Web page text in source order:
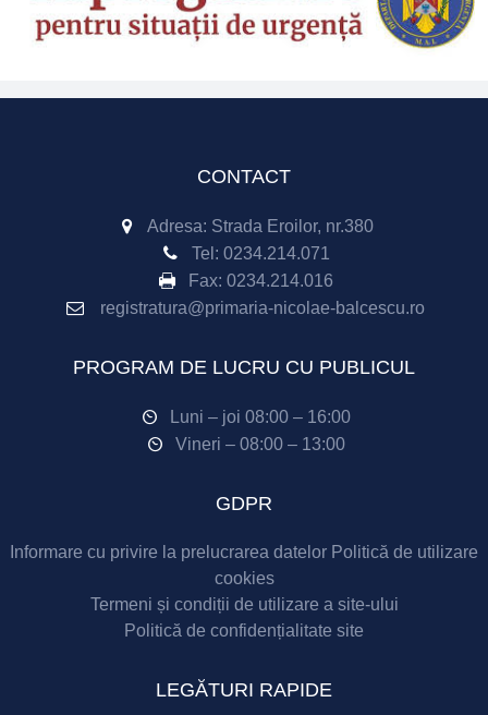
CONTACT
Adresa: Strada Eroilor, nr.380
Tel: 0234.214.071
Fax: 0234.214.016
registratura@primaria-nicolae-balcescu.ro
PROGRAM DE LUCRU CU PUBLICUL
Luni – joi 08:00 – 16:00
Vineri – 08:00 – 13:00
GDPR
Informare cu privire la prelucrarea datelor Politică de utilizare
cookies
Termeni și condiții de utilizare a site-ului
Politică de confidențialitate site
LEGĂTURI RAPIDE